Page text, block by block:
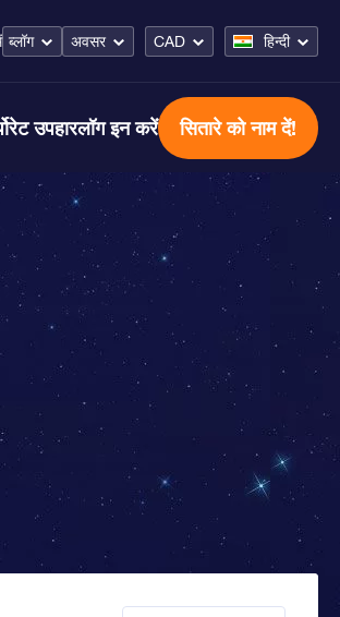
ब्लॉग अवसर CAD हिन्दी
उपहारलॉग इन करें सितारे को नाम दें!